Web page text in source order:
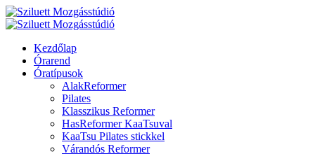
Kezdőlap
Órarend
Óratípusok
AlakReformer
Pilates
Klasszikus Reformer
HasReformer KaaTsuval
KaaTsu Pilates stickkel
Várandós Reformer